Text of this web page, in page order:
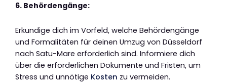
6. Behördengänge:
Erkundige dich im Vorfeld, welche Behördengänge
und Formalitäten für deinen Umzug von Düsseldorf
nach Satu-Mare erforderlich sind. Informiere dich
über die erforderlichen Dokumente und Fristen, um
Stress und unnötige Kosten zu vermeiden.